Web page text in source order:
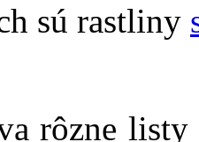
sú rastliny
rôzne